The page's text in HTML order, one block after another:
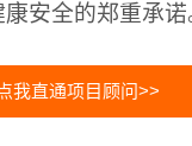
安全的郑重承
我直通项目顾问>>